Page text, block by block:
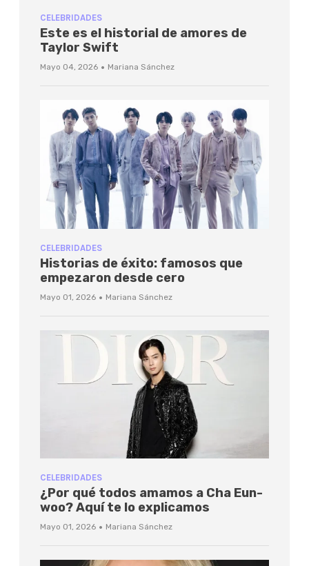
CELEBRIDADES
Este es el historial de amores de
Taylor Swift
Mayo 04, 2026 · Mariana Sánchez
CELEBRIDADES
Historias de éxito: famosos que
empezaron desde cero
Mayo 01, 2026 · Mariana Sánchez
CELEBRIDADES
¿Por qué todos amamos a Cha Eun-
woo? Aquí te lo explicamos
Mayo 01, 2026 · Mariana Sánchez